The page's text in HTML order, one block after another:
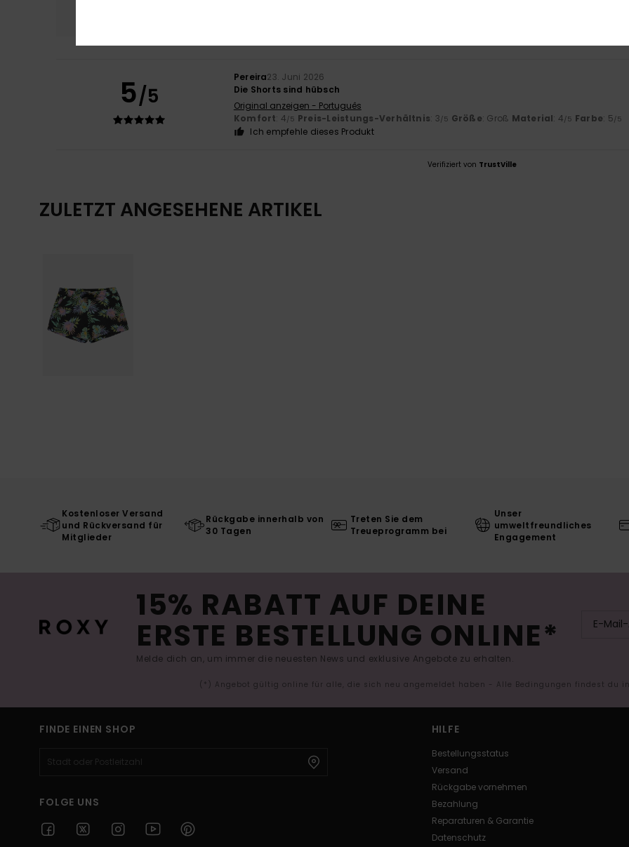
5/5
Pereira23. Juni 2026
Die Shorts sind hübsch
Original anzeigen - Português
Komfort: 4/5 Preis-Leistungs-Verhältnis: 3/5 Größe: Groß Material: 4/5 Farbe: 5/5
Ich empfehle dieses Produkt
Verifiziert von TrustVille
ZULETZT ANGESEHENE ARTIKEL
Kostenloser Versand
und Rückversand für
Mitglieder
Rückgabe innerhalb von
30 Tagen
Treten Sie dem
Treueprogramm bei
Unser
umweltfreundliches
Engagement
15% RABATT AUF DEINE
ERSTE BESTELLUNG ONLINE*
Melde dich an, um immer die neuesten News und exklusive Angebote zu erhalten.
(*) Angebot gültig online für alle, die sich neu angemeldet haben - Alle Bedingungen findest du
FINDE EINEN SHOP
FOLGE UNS
HILFE
Bestellungsstatus
Versand
Rückgabe vornehmen
Bezahlung
Reparaturen & Garantie
Datenschutz